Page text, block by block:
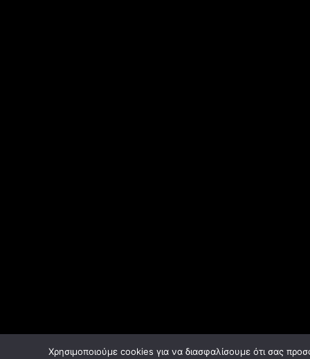
Χρησιμοποιούμε cookies για να διασφαλίσουμε ότι σας